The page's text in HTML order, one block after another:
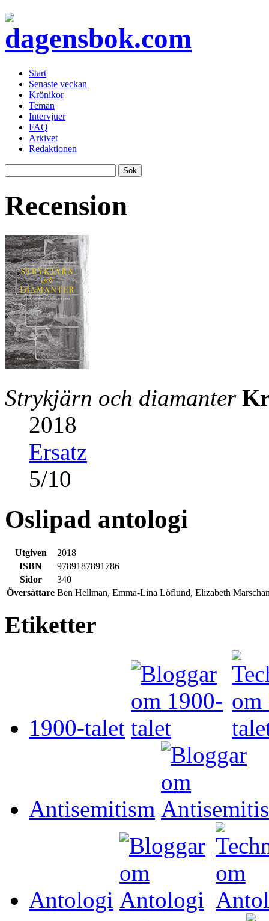
Start
Senaste veckan
Krönikor
Teman
Intervjuer
FAQ
Arkivet
Redaktionen
Recension
Strykjärn och diamanter
2018
Ersatz
5/10
Oslipad antologi
Utgiven
2018
ISBN
9789187891786
Sidor
340
Översättare Ben Hellman, Emma-Lina Löflund, Elizabeth
Etiketter
1900-talet
Antisemitism
Antologi